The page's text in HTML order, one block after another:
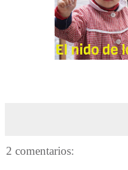
2 comentarios: